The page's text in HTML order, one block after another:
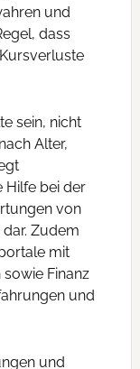
und
dass
sein, nicht
Alter,
Hilfe bei der
von
Zudem
mit
Finanz
und
und